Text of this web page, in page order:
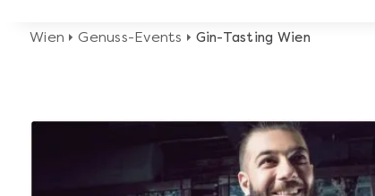
Wien Genuss-Events Gin-Tasting Wien